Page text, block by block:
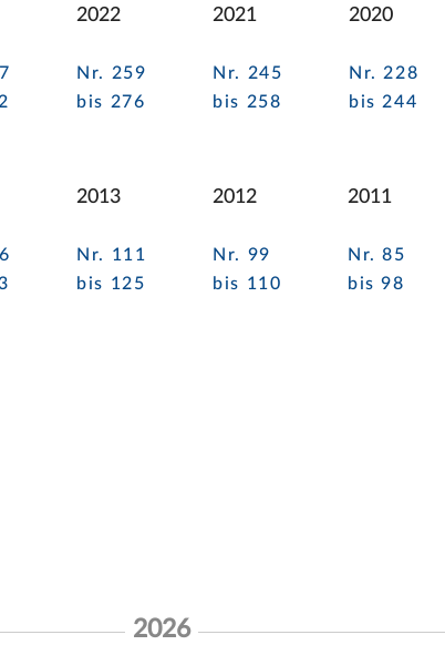
2022
Nr. 259
bis 276
2021
Nr. 245
bis 258
2020
Nr. 228
bis 244
2013
Nr. 111
bis 125
2012
Nr. 99
bis 110
2011
Nr. 85
bis 98
2026